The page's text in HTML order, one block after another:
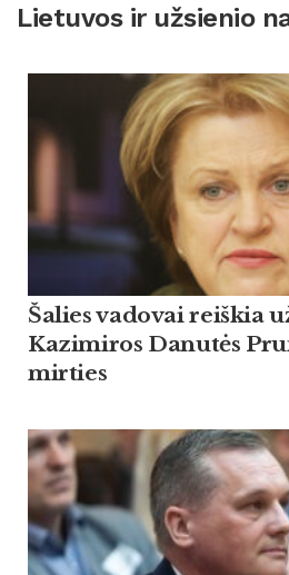
Lietuvos ir užsienio
Šalies vadovai reiškia
Kazimiros Danutės
mirties